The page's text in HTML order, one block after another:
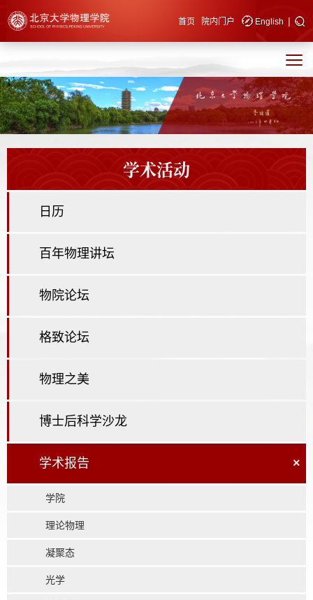
快速导航 首页 院内门户 English |
学术活动
日历
百年物理讲坛
物院论坛
格致论坛
物理之美
博士后科学沙龙
学术报告 ×
学院
理论物理
凝聚态
光学